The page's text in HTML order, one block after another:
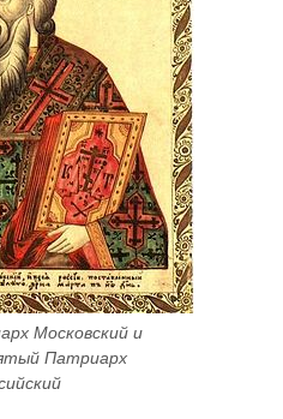
Московский и
Патриарх